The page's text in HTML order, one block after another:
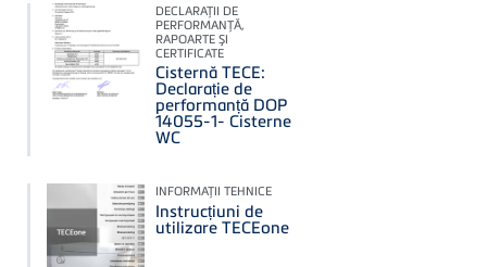
DECLARAŢII DE
PERFORMANŢĂ,
RAPOARTE ŞI
CERTIFICATE
Cisternă TECE:
Declarație de
performanță DOP
14055-1- Cisterne
WC
INFORMAŢII TEHNICE
Instrucțiuni de
utilizare TECEone